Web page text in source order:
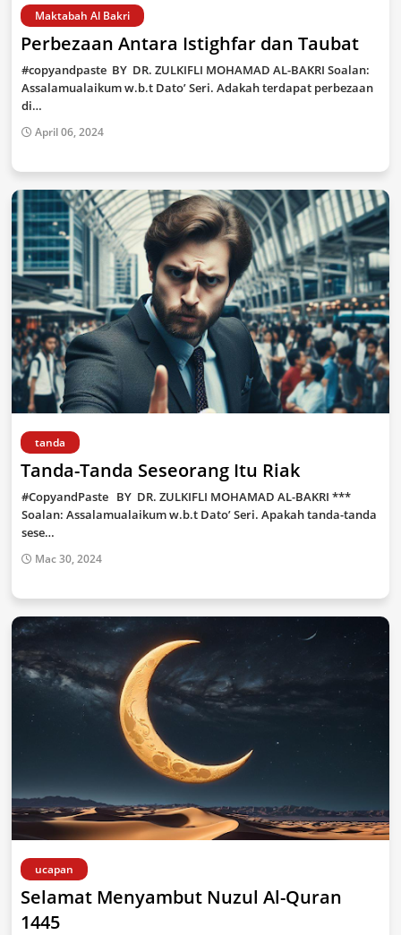
Maktabah Al Bakri
Perbezaan Antara Istighfar dan Taubat
#copyandpaste BY DR. ZULKIFLI MOHAMAD AL-BAKRI Soalan:
Assalamualaikum w.b.t Dato’ Seri. Adakah terdapat perbezaan
di…
April 06, 2024
tanda
Tanda-Tanda Seseorang Itu Riak
#CopyandPaste BY DR. ZULKIFLI MOHAMAD AL-BAKRI ***
Soalan: Assalamualaikum w.b.t Dato’ Seri. Apakah tanda-tanda
sese…
Mac 30, 2024
ucapan
Selamat Menyambut Nuzul Al-Quran
1445